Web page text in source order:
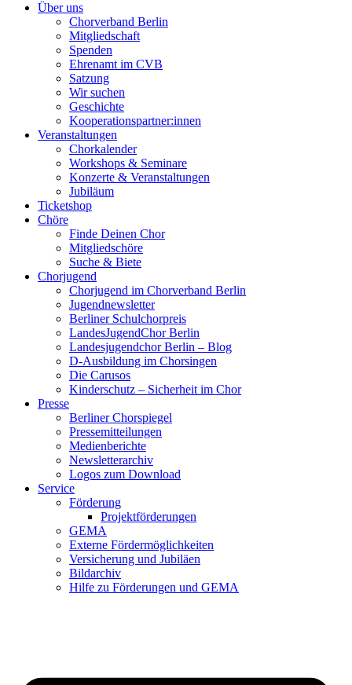
Über uns
Chorverband Berlin
Mitgliedschaft
Spenden
Ehrenamt im CVB
Satzung
Wir suchen
Geschichte
Kooperationspartner:innen
Veranstaltungen
Chorkalender
Workshops & Seminare
Konzerte & Veranstaltungen
Jubiläum
Ticketshop
Chöre
Finde Deinen Chor
Mitgliedschöre
Suche & Biete
Chorjugend
Chorjugend im Chorverband Berlin
Jugendnewsletter
Berliner Schulchorpreis
LandesJugendChor Berlin
Landesjugendchor Berlin – Blog
D-Ausbildung im Chorsingen
Die Carusos
Kinderschutz – Sicherheit im Chor
Presse
Berliner Chorspiegel
Pressemitteilungen
Medienberichte
Newsletterarchiv
Logos zum Download
Service
Förderung
Projektförderungen
GEMA
Externe Fördermöglichkeiten
Versicherung und Jubiläen
Bildarchiv
Hilfe zu Förderungen und GEMA